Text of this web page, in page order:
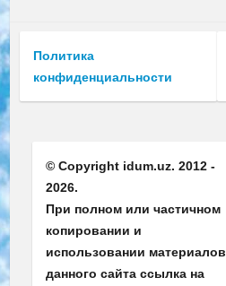
Политика
конфиденциальности
© Copyright idum.uz. 2012 -
2026.
При полном или частичном
копировании и
использовании материалов
данного сайта ссылка на